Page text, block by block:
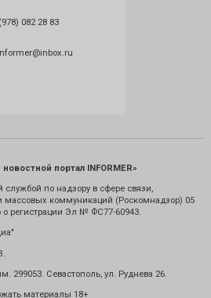
082 28 83
портал INFORMER»
службой по надзору в сфере связи,
массовых коммуникаций (Роскомнадзор) 05
о регистрации Эл № ФС77-60943.
299053. Севастополь, ул. Руднева 26.
материалы 18+